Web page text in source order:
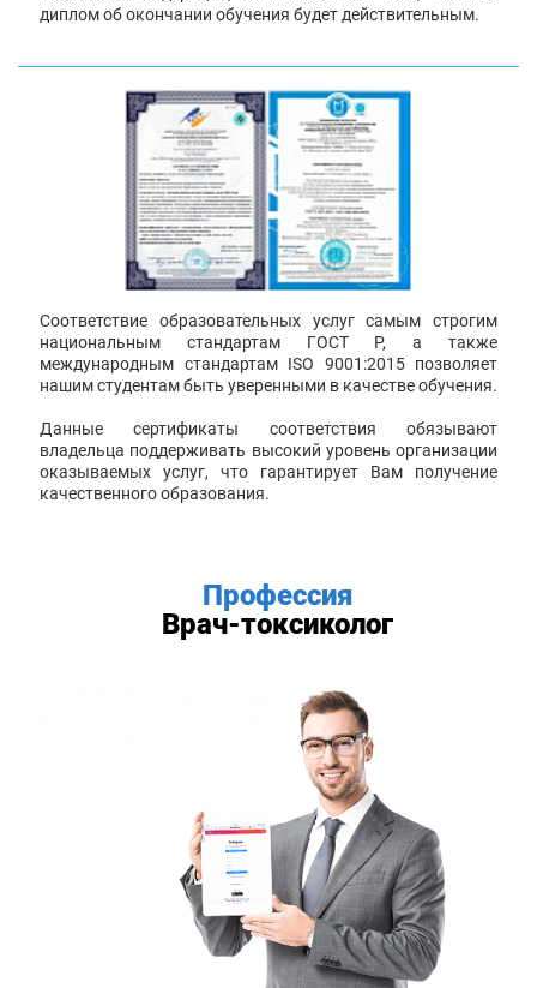
диплом об окончании обучения будет действительным.
Соответствие образовательных услуг самым строгим
национальным стандартам ГОСТ Р, а также
международным стандартам ISO 9001:2015 позволяет
нашим студентам быть уверенными в качестве обучения.
Данные сертификаты соответствия обязывают
владельца поддерживать высокий уровень организации
оказываемых услуг, что гарантирует Вам получение
качественного образования.
Профессия
Врач-токсиколог